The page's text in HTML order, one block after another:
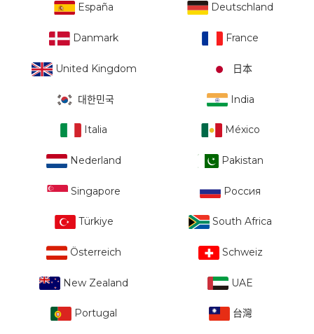
España Deutschland
Danmark France
United Kingdom 日本
대한민국 India
Italia México
Nederland Pakistan
Singapore Россия
Türkiye South Africa
Österreich Schweiz
New Zealand UAE
Portugal 台灣